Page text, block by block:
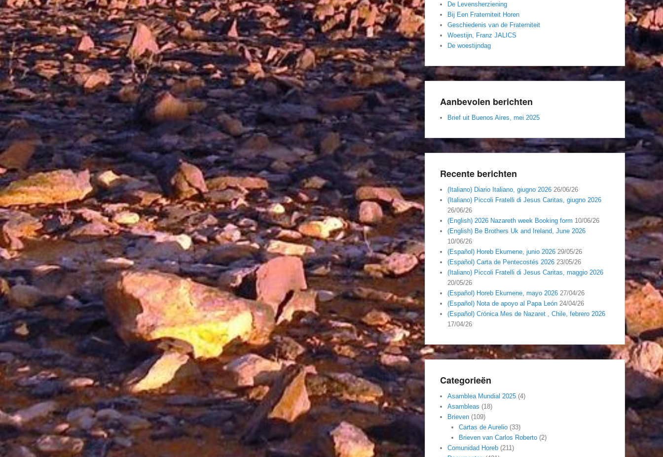
De Levensherziening
Bij Een Fraterniteit Horen
Geschiedenis van de Fraterniteit
Woestijn, Franz JALICS
De woestijndag
Aanbevolen berichten
Brief uit Buenos Aires, mei 2025
Recente berichten
(Italiano) Diario Italiano, giugno 2026 26/06/26
(Italiano) Piccoli Fratelli di Jesus Caritas, giugno 2026
26/06/26
(English) 2026 Nazareth week Booking form 10/06/26
(English) Be Brothers Uk and Ireland, June 2026
10/06/26
(Español) Horeb Ekumene, junio 2026 29/05/26
(Español) Carta de Pentecostés 2026 23/05/26
(Italiano) Piccoli Fratelli di Jesus Caritas, maggio 2026
20/05/26
(Español) Horeb Ekumene, mayo 2026 27/04/26
(Español) Nota de apoyo al Papa León 24/04/26
(Español) Crónica Mes de Nazaret , Chile, febrero 2026
17/04/26
Categorieën
Asamblea Mundial 2025 (4)
Asambleas (18)
Brieven (109)
Cartas de Aurelio(33)
Brieven van Carlos Roberto(2)
Comunidad Horeb (211)